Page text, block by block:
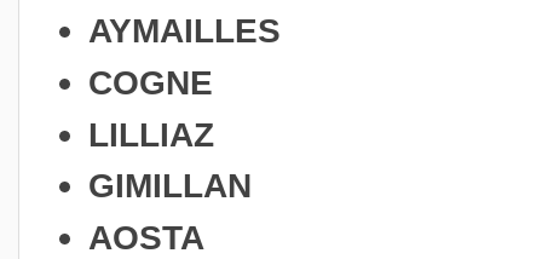
AYMAILLES
COGNE
LILLIAZ
GIMILLAN
AOSTA